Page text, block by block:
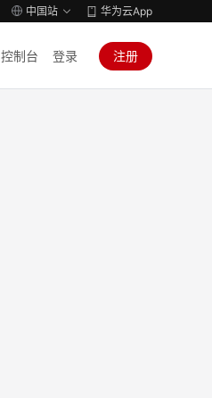
中国站 华为云App
控制台 登录 注册